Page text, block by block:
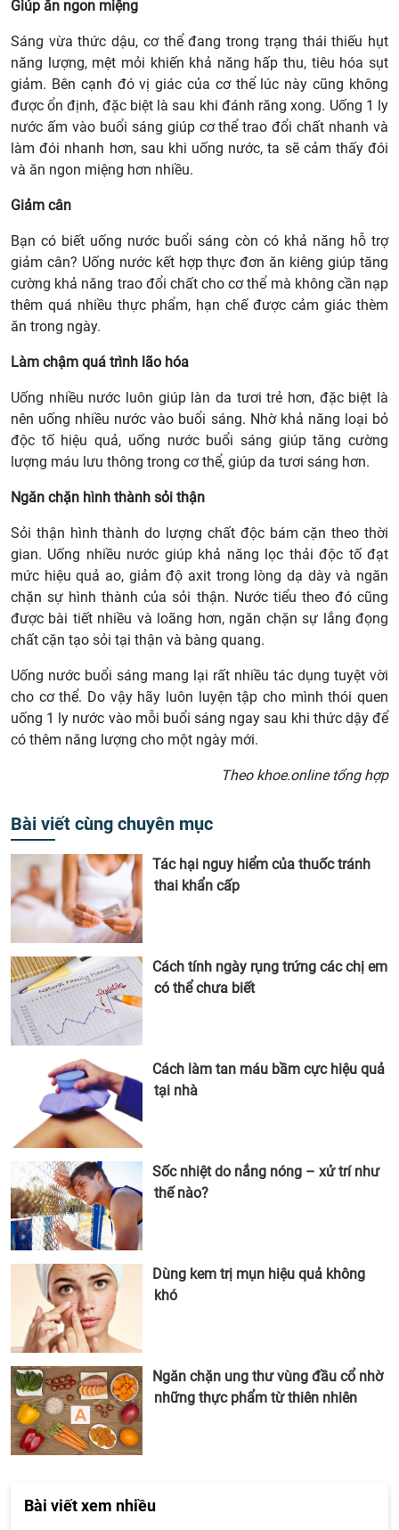
Giúp ăn ngon miệng
Sáng vừa thức dậu, cơ thể đang trong trạng thái thiếu hụt
năng lượng, mệt mỏi khiến khả năng hấp thu, tiêu hóa sụt
giảm. Bên cạnh đó vị giác của cơ thể lúc này cũng không
được ổn định, đặc biệt là sau khi đánh răng xong. Uống 1 ly
nước ấm vào buổi sáng giúp cơ thể trao đổi chất nhanh và
làm đói nhanh hơn, sau khi uống nước, ta sẽ cảm thấy đói
và ăn ngon miệng hơn nhiều.
Giảm cân
Bạn có biết uống nước buổi sáng còn có khả năng hỗ trợ
giảm cân? Uống nước kết hợp thực đơn ăn kiêng giúp tăng
cường khả năng trao đổi chất cho cơ thể mà không cần nạp
thêm quá nhiều thực phẩm, hạn chế được cảm giác thèm
ăn trong ngày.
Làm chậm quá trình lão hóa
Uống nhiều nước luôn giúp làn da tươi trẻ hơn, đặc biệt là
nên uống nhiều nước vào buổi sáng. Nhờ khả năng loại bỏ
độc tố hiệu quả, uống nước buổi sáng giúp tăng cường
lượng máu lưu thông trong cơ thể, giúp da tươi sáng hơn.
Ngăn chặn hình thành sỏi thận
Sỏi thận hình thành do lượng chất độc bám cặn theo thời
gian. Uống nhiều nước giúp khả năng lọc thải độc tố đạt
mức hiệu quả ao, giảm độ axit trong lòng dạ dày và ngăn
chặn sự hình thành của sỏi thận. Nước tiểu theo đó cũng
được bài tiết nhiều và loãng hơn, ngăn chặn sự lắng đọng
chất cặn tạo sỏi tại thận và bàng quang.
Uống nước buổi sáng mang lại rất nhiều tác dụng tuyệt vời
cho cơ thể. Do vậy hãy luôn luyện tập cho mình thói quen
uống 1 ly nước vào mỗi buổi sáng ngay sau khi thức dậy để
có thêm năng lượng cho một ngày mới.
Theo khoe.online tổng hợp
Bài viết cùng chuyên mục
Tác hại nguy hiểm của thuốc tránh
thai khẩn cấp
Cách tính ngày rụng trứng các chị em
có thể chưa biết
Cách làm tan máu bầm cực hiệu quả
tại nhà
Sốc nhiệt do nắng nóng – xử trí như
thế nào?
Dùng kem trị mụn hiệu quả không
khó
Ngăn chặn ung thư vùng đầu cổ nhờ
những thực phẩm từ thiên nhiên
Bài viết xem nhiều